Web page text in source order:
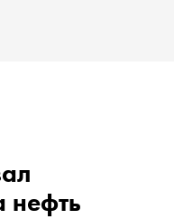
нефть